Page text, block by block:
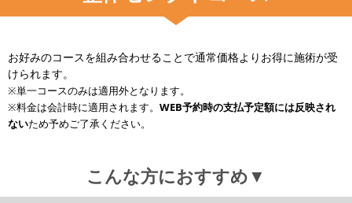
お好みのコースを組み合わせることで通常価格よりお得に施術が受
けられます。
※単一コースのみは適用外となります。
※料金は会計時に適用されます。 WEB予約時の支払予定額には反映され
ないため予めご了承ください。
こんな方におすすめ▼